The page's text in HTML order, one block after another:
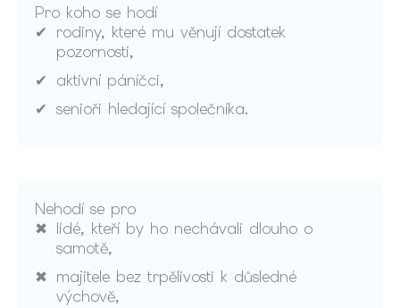
Pro koho se hodí
rodiny, které mu věnují dostatek
pozornosti,
aktivní páníčci,
senioři hledající společníka.
Nehodí se pro
lidé, kteří by ho nechávali dlouho o
samotě,
majitele bez trpělivosti k důsledné
výchově,